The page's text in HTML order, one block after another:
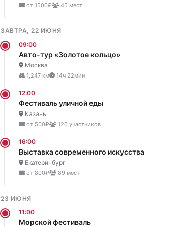
от 1500₽ 45 мест
ЗАВТРА, 22 ИЮНЯ
09:00
Авто-тур «Золотое кольцо»
Москва
1,247 км 14ч 22мин
12:00
Фестиваль уличной еды
Казань
от 500₽ 120 участников
16:00
Выставка современного искусства
Екатеринбург
от 800₽ 89 мест
23 ИЮНЯ
11:00
Морской фестиваль